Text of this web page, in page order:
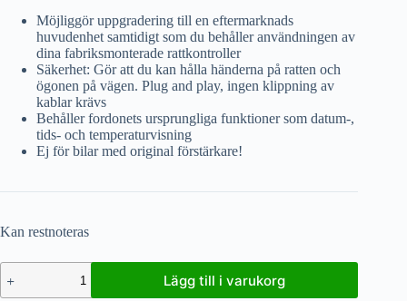
Möjliggör uppgradering till en eftermarknads
huvudenhet samtidigt som du behåller användningen av
dina fabriksmonterade rattkontroller
Säkerhet: Gör att du kan hålla händerna på ratten och
ögonen på vägen. Plug and play, ingen klippning av
kablar krävs
Behåller fordonets ursprungliga funktioner som datum-,
tids- och temperaturvisning
Ej för bilar med original förstärkare!
Kan restnoteras
Lägg till i varukorg